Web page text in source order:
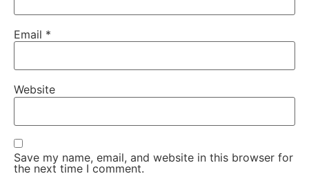
Email *
Website
Save my name, email, and website in this browser for
the next time I comment.